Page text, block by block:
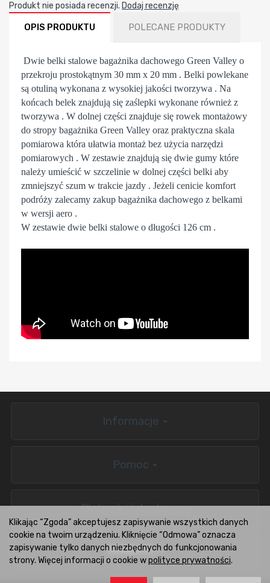
Produkt nie posiada recenzji. Dodaj recenzję
OPIS PRODUKTU POLECANE PRODUKTY
Dwie belki stalowe bagażnika dachowego Green Valley o
przekroju prostokątnym 30 mm x 20 mm . Belki powlekane
są otuliną wykonana z wysokiej jakości tworzywa . Na
końcach belek znajdują się zaślepki wykonane również z
tworzywa . W dolnej części znajduje się rowek montażowy
do stropy bagażnika Green Valley oraz praktyczna skala
pomiarowa która ułatwia montaż bez użycia narzędzi
pomiarowych . W zestawie znajdują się dwie gumy które
należy umieścić w szczelinie w dolnej części belki aby
zmniejszyć szum w trakcie jazdy . Jeżeli cenicie komfort
podróży zalecamy zakup bagażnika dachowego z belkami
w wersji aero .
W zestawie dwie belki stalowe o długości 126 cm .
Informacje
Pomoc
Płatności i dostawa
BOXCARS.PL
Klikając “Zgoda” akceptujesz zapisywanie wszystkich danych
cookie na twoim urządzeniu. Kliknięcie “Odmowa” oznacza
zapisywanie tylko danych niezbędnych do funkcjonowania
strony. Więcej informacji o cookie wpolityce prywatności.